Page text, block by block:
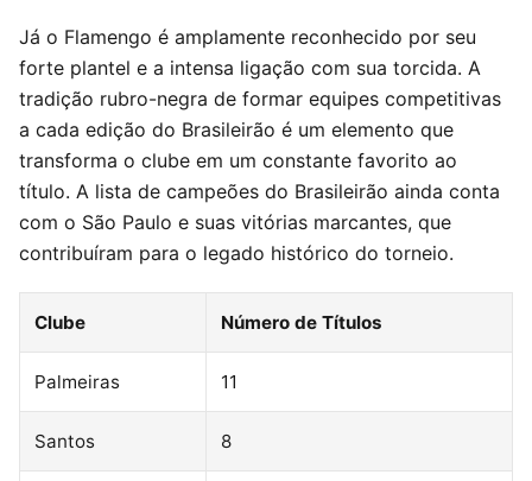
Já o Flamengo é amplamente reconhecido por seu
forte plantel e a intensa ligação com sua torcida. A
tradição rubro-negra de formar equipes competitivas
a cada edição do Brasileirão é um elemento que
transforma o clube em um constante favorito ao
título. A lista de campeões do Brasileirão ainda conta
com o São Paulo e suas vitórias marcantes, que
contribuíram para o legado histórico do torneio.
Clube Número de Títulos
Palmeiras 11
Santos 8